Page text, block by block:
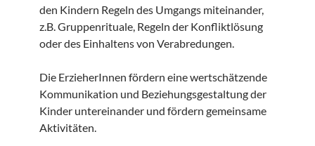
den Kindern Regeln des Umgangs miteinander,
z.B. Gruppenrituale, Regeln der Konfliktlösung
oder des Einhaltens von Verabredungen.
Die ErzieherInnen fördern eine wertschätzende
Kommunikation und Beziehungsgestaltung der
Kinder untereinander und fördern gemeinsame
Aktivitäten.